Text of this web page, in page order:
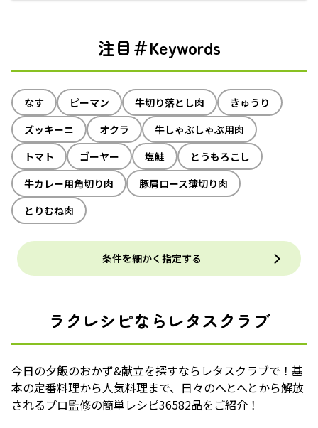
注目＃Keywords
なす ピーマン 牛切り落とし肉
きゅうり
ズッキーニ
オクラ
牛しゃぶしゃぶ用肉
トマト
ゴーヤー 塩鮭
とうもろこし
牛カレー用角切り肉
豚肩ロース薄切り肉
とりむね肉
条件を細かく指定する
ラクレシピならレタスクラブ
今日の夕飯のおかず&献立を探すならレタスクラブで！基
本の定番料理から人気料理まで、日々のへとへとから解放
されるプロ監修の簡単レシピ36582品をご紹介！